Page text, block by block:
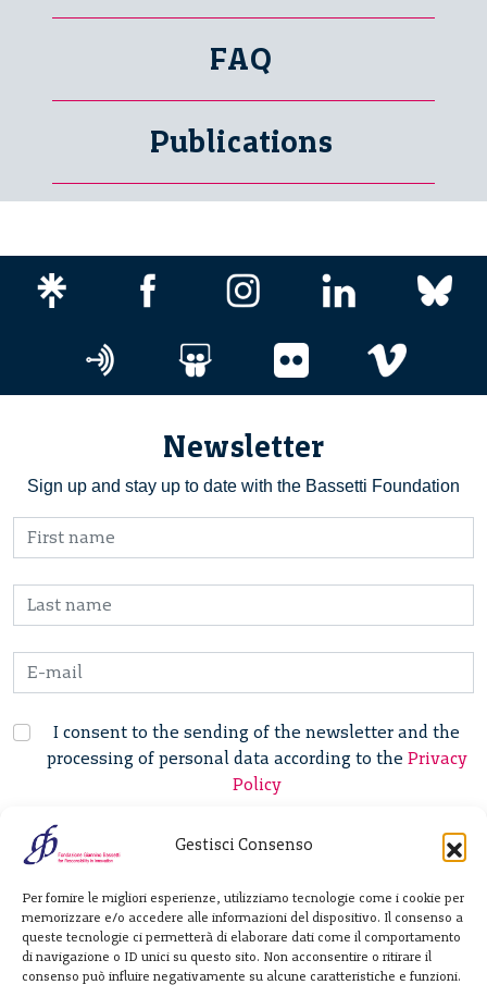
Gestisci Consenso
Per fornire le migliori esperienze, utilizziamo tecnologie come i cookie per
memorizzare e/o accedere alle informazioni del dispositivo. Il consenso a
queste tecnologie ci permetterà di elaborare dati come il comportamento
di navigazione o ID unici su questo sito. Non acconsentire o ritirare il
consenso può influire negativamente su alcune caratteristiche e funzioni.
FAQ
Publications
Newsletter
Sign up and stay up to date with the Bassetti Foundation
I consent to the sending of the newsletter and the
processing of personal data according to the Privacy
Policy
Giannino Bassetti ETS
Via Michele Barozzi 4